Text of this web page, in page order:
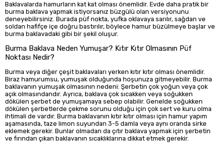
Baklavalarda hamurların kat kat olması önemlidir. Evde daha pratik bir
burma baklava yapmak istiyorsanız büzgülü olan versiyonunu
deneyebilirsiniz. Burada püf nokta, yufka oklavaya sarılır, sağdan ve
soldan hafifçe içe doğru bastırılır, böylece hamur büzülmeye başlar ve
burma baklavadaki gibi bir şekil oluşur.
Burma Baklava Neden Yumuşar? Kıtır Kıtır Olmasının Püf
Noktası Nedir?
Burma veya diğer çeşit baklavaları yerken kıtır kıtır olması önemlidir.
Biraz hamurumsu, yumuşak olduğunda hoşunuza gitmeyebilir. Burma
baklavanın yumuşak olmasının nedeni: Şerbetin çok yoğun veya çok
açık olmasındandır. Ayrıca, baklava çok sıcakken veya soğukken
dökülen şerbet de yumuşamaya sebep olabilir. Genelde soğukken
dökülen şerbetlerde çekme sorunu olduğu için çok sert ve kuru olma
ihtimali de vardır. Burma baklavanın kıtır kıtır olması için hamur yapım
aşamasında, taze limon suyundan 3-5 damla veya aynı oranda sirke
eklemek gerekir. Bunlar olmadan da çıtır baklava yapmak için şerbetin
ve fırından çıkan baklavanın sıcaklıklarına dikkat etmek gerekir.